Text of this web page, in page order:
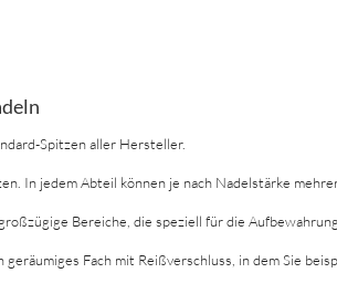
Spitzen aller Hersteller.
In jedem Abteil können je nach Nadelstärke
Bereiche, die speziell für die
Fach mit Reißverschluss, in dem Sie